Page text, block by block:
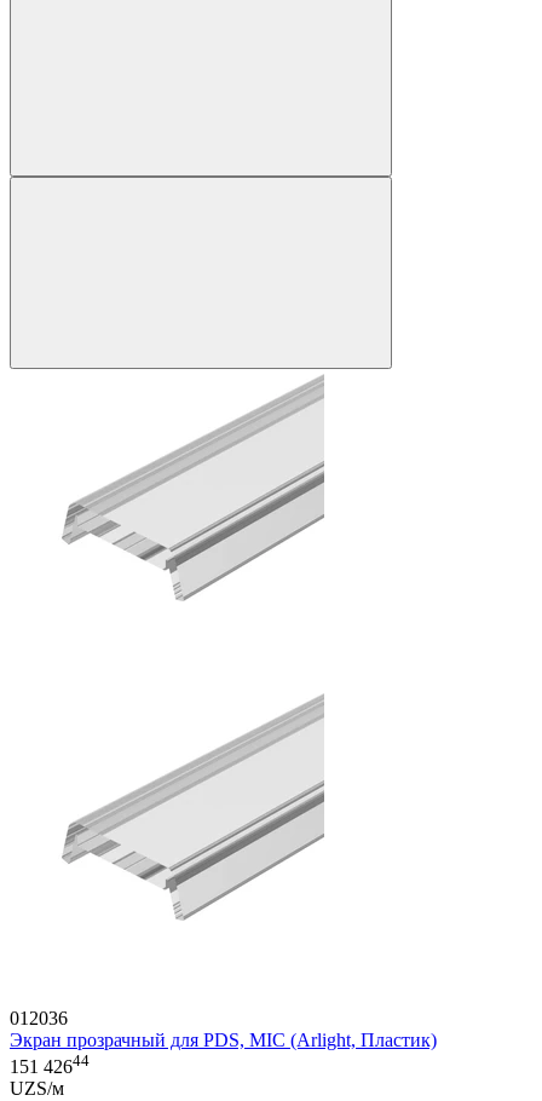
012036
Экран прозрачный для PDS, MIC (Arlight, Пластик)
151 42644
UZS/м